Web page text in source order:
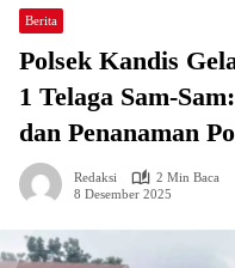
Berita
Polsek Kandis
1 Telaga Sam-
dan Penanaman
Redaksi
2 Min Baca
8 Desember 2025